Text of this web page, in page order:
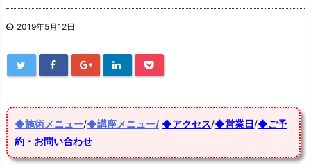
2019年5月12日
◆施術メニュー/◆講座メニュー/ ◆アクセス/◆営業日/◆ご予
約・お問い合わせ